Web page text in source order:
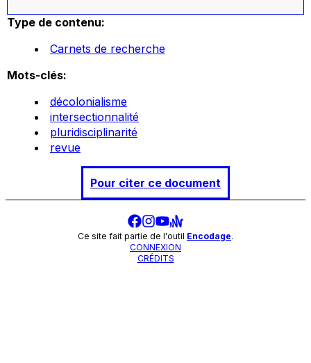
Type de contenu:
Carnets de recherche
Mots-clés:
décolonialisme
intersectionnalité
pluridisciplinarité
revue
Pour citer ce document
Ce site fait partie de l'outil Encodage.
CONNEXION
CRÉDITS